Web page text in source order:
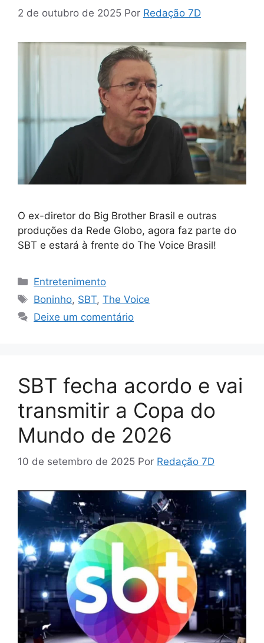
2 de outubro de 2025 Por Redação 7D
O ex-diretor do Big Brother Brasil e outras
produções da Rede Globo, agora faz parte do
SBT e estará à frente do The Voice Brasil!
Categorias
Entretenimento
Tags
Boninho, SBT,The Voice
Deixe um comentário
SBT fecha acordo e vai
transmitir a Copa do
Mundo de 2026
10 de setembro de 2025 Por Redação 7D